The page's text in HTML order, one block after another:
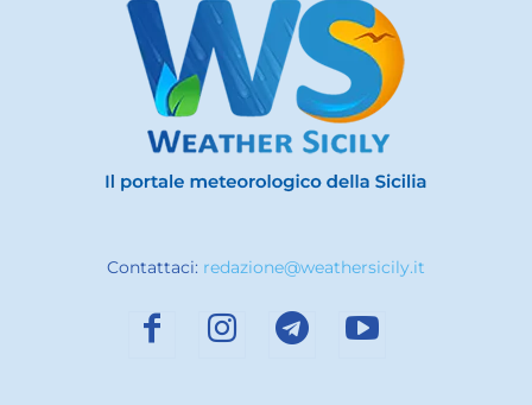
Contattaci: redazione@weathersicily.it